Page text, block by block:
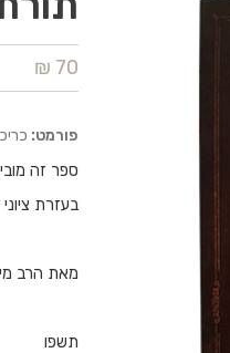
70 ₪
פורמט:
ספר זה
בעזרת
מאת הרב
תשפו